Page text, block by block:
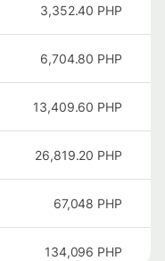
3,352.40 PHP
6,704.80 PHP
13,409.60 PHP
26,819.20 PHP
67,048 PHP
134,096 PHP